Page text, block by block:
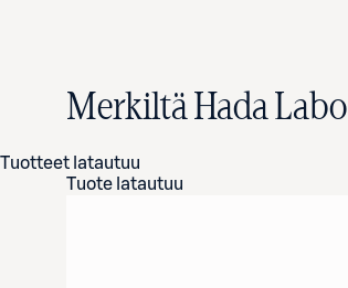
Merkiltä Hada Labo
Tuotteet latautuu
Tuote latautuu